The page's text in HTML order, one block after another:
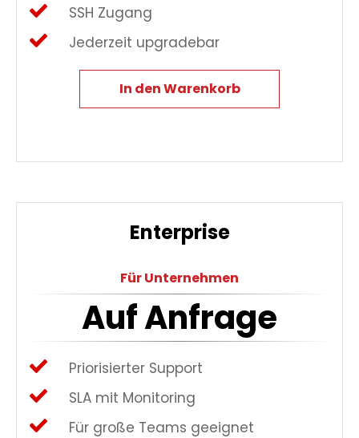
SSH Zugang
Jederzeit upgradebar
In den Warenkorb
Enterprise
Für Unternehmen
Auf Anfrage
Priorisierter Support
SLA mit Monitoring
Für große Teams geeignet